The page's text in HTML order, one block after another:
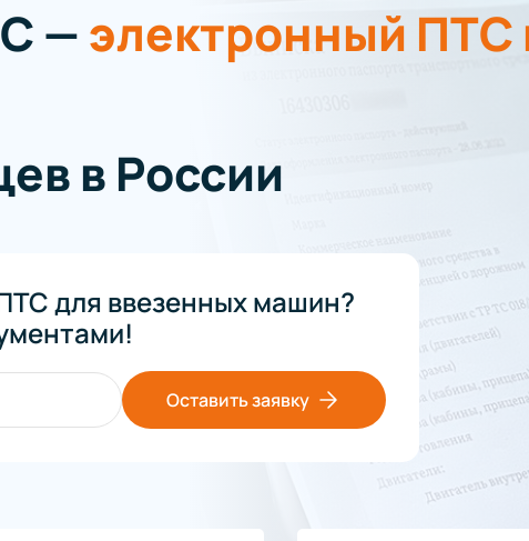
—электронный ПТС
в России
для ввезенных машин?
Оставить заявку